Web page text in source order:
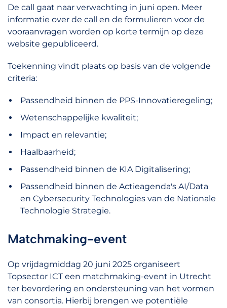
De call gaat naar verwachting in juni open. Meer
informatie over de call en de formulieren voor de
vooraanvragen worden op korte termijn op deze
website gepubliceerd.
Toekenning vindt plaats op basis van de volgende
criteria:
Passendheid binnen de PPS-Innovatieregeling;
Wetenschappelijke kwaliteit;
Impact en relevantie;
Haalbaarheid;
Passendheid binnen de KIA Digitalisering;
Passendheid binnen de Actieagenda's AI/Data
en Cybersecurity Technologies van de Nationale
Technologie Strategie.
Matchmaking-event
Op vrijdagmiddag 20 juni 2025 organiseert
Topsector ICT een matchmaking-event in Utrecht
ter bevordering en ondersteuning van het vormen
van consortia. Hierbij brengen we potentiële